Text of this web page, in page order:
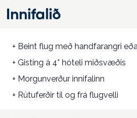
Innifalið
+ Beint flug með handfarangri
+ Gisting á 4* hóteli miðsvæðis
+ Morgunverður innifalinn
+ Rútuferðir til og frá flugvelli